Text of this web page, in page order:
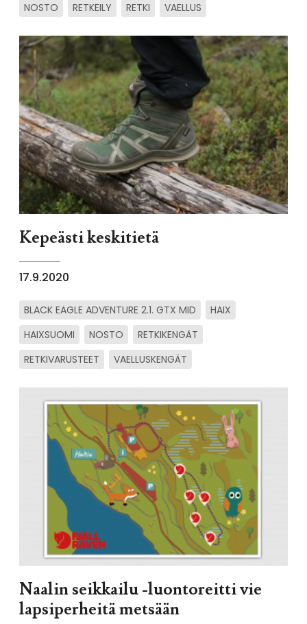
NOSTO
RETKEILY RETKI VAELLUS
Kepeästi keskitietä
17.9.2020
BLACK EAGLE ADVENTURE 2.1. GTX MID
HAIX
HAIXSUOMI
NOSTO
RETKIKENGÄT
RETKIVARUSTEET
VAELLUSKENGÄT
Naalin seikkailu -luontoreitti vie
lapsiperheitä metsään